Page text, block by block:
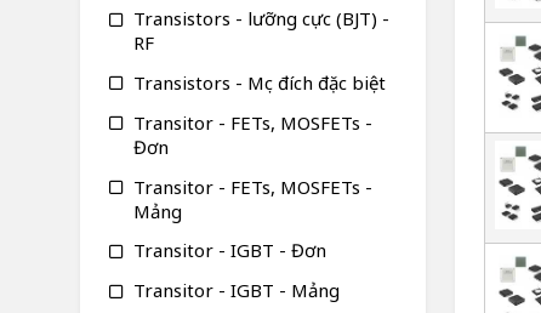
Transistors - lưỡng cực (BJT) -
RF
Transistors - Mục đích đặc biệt
Transitor - FETs, MOSFETs -
Đơn
Transitor - FETs, MOSFETs -
Mảng
Transitor - IGBT - Đơn
Transitor - IGBT - Mảng